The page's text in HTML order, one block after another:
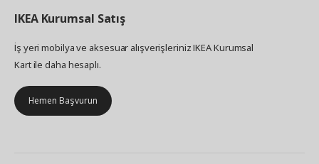
IKEA Kurumsal Satış
İş yeri mobilya ve aksesuar alışverişleriniz IKEA Kurumsal
Kart ile daha hesaplı.
Hemen Başvurun